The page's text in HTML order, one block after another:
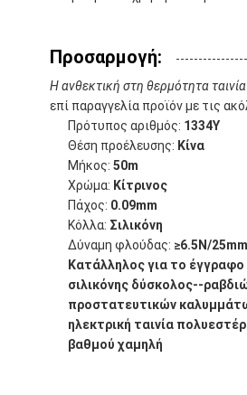
Αντιμέτωπο φύλλο αλουμινίου
Ύφασμα φίμπεργκλας φύλλων
Scrim φύλλων αλουμινίου ταινία
Ταινία αγωγών υφασμάτων
Το διπλάσιο πλαισίωσε την
Κολλητική ταινία της PET
Ρίψη επένδυσης ακρίβειας
Ηλεκτρική πίνακα μόνωσης
Προσαρμογή:
Η ανθεκτική στη θερμότητα
επί παραγγελία προϊόν με τις
Πρότυπος αριθμός: 1334Y
Θέση προέλευσης: Κίνα
Μήκος:50m
Χρώμα: Κίτρινος
Πάχος: 0.09mm
Κόλλα: Σιλικόνη
Δύναμη φλούδας: ≥6.5N/25mm
Κατάλληλος για το
σιλικόνης δύσκολος--
προστατευτικών
ηλεκτρική ταινία
βαθμού χαμηλή